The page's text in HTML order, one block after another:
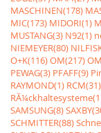
MASCHINEN(178)
MIC(173) MIDORI(1)
MUSTANG(3) N92(1)
NIEMEYER(80)
O+K(116)OM(217)
PEWAG(3) PFAFF(9)
RAYMOND(1) RCM(31)
SAMSUNG(8)
SCHMITTER(88)